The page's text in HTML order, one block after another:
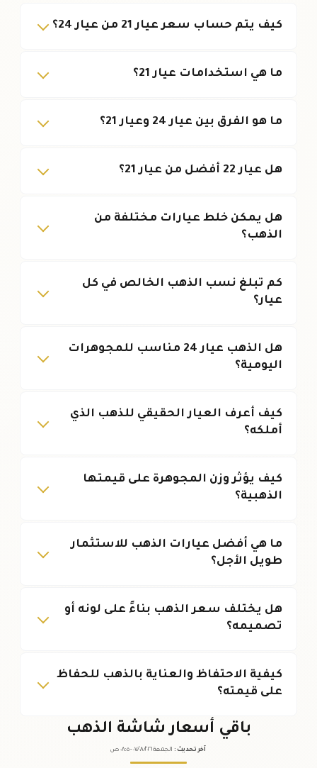
كيف يتم حساب سعر عيار 21 من عيار 24؟
ما هي استخدامات عيار 21؟
ما هو الفرق بين عيار 24 وعيار 21؟
هل عيار 22 أفضل من عيار 21؟
هل يمكن خلط عيارات مختلفة من
الذهب؟
كم تبلغ نسب الذهب الخالص في كل
عيار؟
هل الذهب عيار 24 مناسب للمجوهرات
اليومية؟
كيف أعرف العيار الحقيقي للذهب الذي
أملكه؟
كيف يؤثر وزن المجوهرة على قيمتها
الذهبية؟
ما هي أفضل عيارات الذهب للاستثمار
طويل الأجل؟
هل يختلف سعر الذهب بناءً على لونه أو
تصميمه؟
كيفية الاحتفاظ والعناية بالذهب للحفاظ
على قيمته؟
باقي أسعار شاشة الذهب
آخر تحديث : الجمعة ٠٧ /٠٨/٢٠٢٦ - ٠٨:٠٥ ص